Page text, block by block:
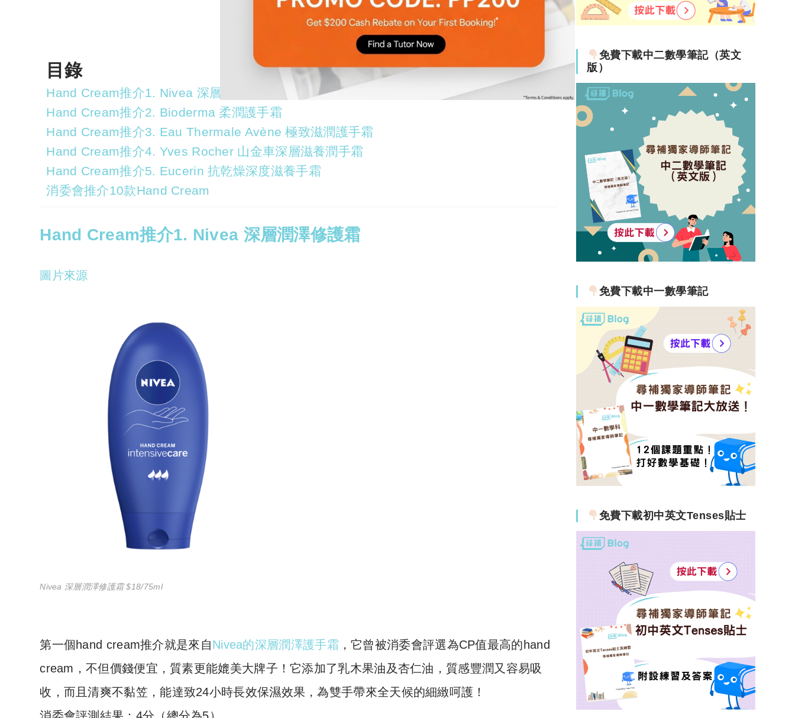
目錄
Hand Cream推介1. Nivea 深層潤澤修護霜
Hand Cream推介2. Bioderma 柔潤護手霜
Hand Cream推介3. Eau Thermale Avène 極致滋潤護手霜
Hand Cream推介4. Yves Rocher 山金車深層滋養潤手霜
Hand Cream推介5. Eucerin 抗乾燥深度滋養手霜
消委會推介10款Hand Cream
Hand Cream推介1. Nivea 深層潤澤修護霜
圖 片來源
Nivea 深層潤澤修護霜 $18/75ml
第一個hand cream推介就是來自Nivea的深層潤澤護手霜 ，它曾被消委會評選為CP值最高的hand
cream，不但價錢便宜，質素更能媲美大牌子！它添加了乳木果油及杏仁油，質感豐潤又容易吸
收，而且清爽不黏笠，能達致24小時長效保濕效果，為雙手帶來全天候的細緻呵護！
免費下載中二數學筆記（英文
版）
免費下載中一數學筆記
免費下載初中英文Tenses貼士